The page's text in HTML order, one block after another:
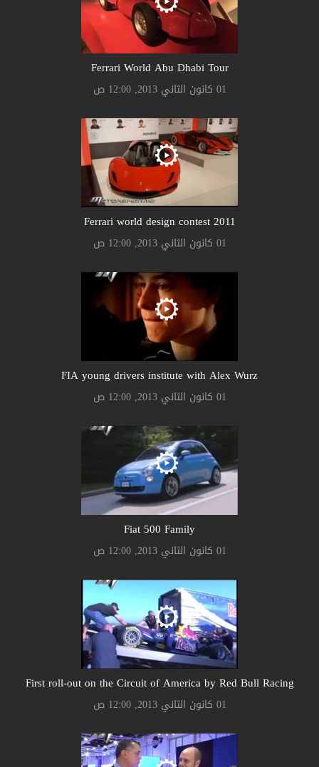
Ferrari World Abu Dhabi Tour
01 كانون الثاني 2013, 12:00 ص
Ferrari world design contest 2011
01 كانون الثاني 2013, 12:00 ص
FIA young drivers institute with Alex Wurz
01 كانون الثاني 2013, 12:00 ص
Fiat 500 Family
01 كانون الثاني 2013, 12:00 ص
First roll-out on the Circuit of America by Red Bull Racing
01 كانون الثاني 2013, 12:00 ص